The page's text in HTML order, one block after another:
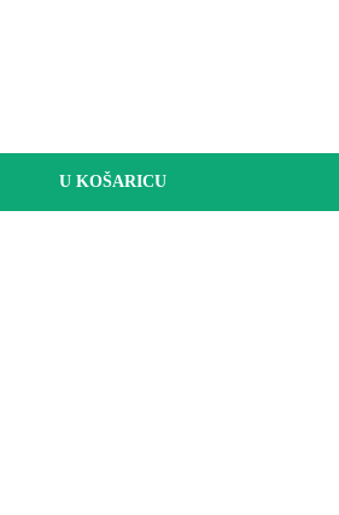
U KOŠARICU